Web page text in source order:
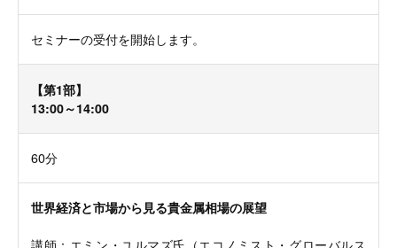
セミナーの受付を開始します。
【第1部】
13:00～14:00
60分
世界経済と市場から見る貴金属相場の展望